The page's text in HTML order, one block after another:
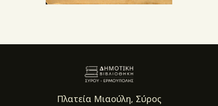
Πλατεία Μιαούλη, Σύρος